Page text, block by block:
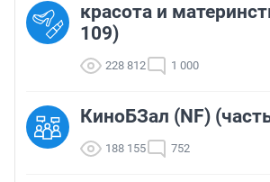
красота и
109)
228 812 1 000
КиноБЗал (NF)
188 155 752